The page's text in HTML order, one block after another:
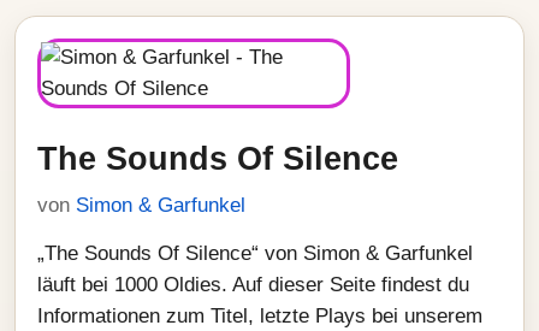
The Sounds Of Silence
von Simon & Garfunkel
„The Sounds Of Silence“ von Simon & Garfunkel
läuft bei 1000 Oldies. Auf dieser Seite findest du
Informationen zum Titel, letzte Plays bei unserem